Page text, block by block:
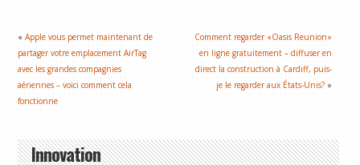
«Apple vous permet maintenant de
partager votre emplacement AirTag
avec les grandes compagnies
aériennes – voici comment cela
fonctionne
Comment regarder «Oasis Reunion»
en ligne gratuitement – diffuser en
direct la construction à Cardiff, puis-
je le regarder aux États-Unis? »
Innovation